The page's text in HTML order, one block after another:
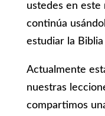
ustedes en
continúa
estudiar la
Actualmente
nuestras
compartimos